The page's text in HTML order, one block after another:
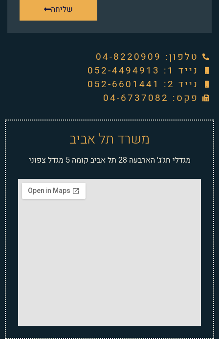
שליחה
טלפון: ‭04-8220909‬
נייד 1: 052-4494913
נייד 2: 052-6601441
פקס: 04-6737082
משרד תל אביב
מגדלי חג׳ג׳ הארבעה 28 תל אביב קומה 5 מגדל צפוני